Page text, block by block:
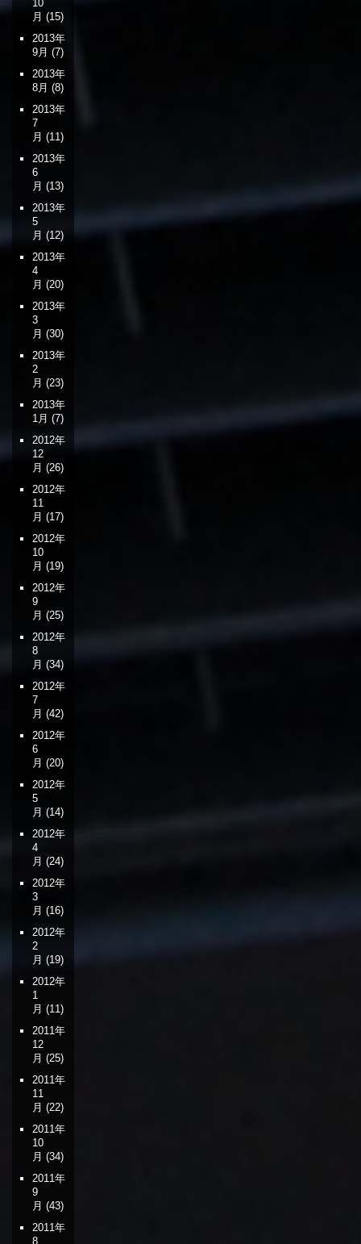
10
月 (15)
2013年
9月 (7)
2013年
8月 (8)
2013年
7
月 (11)
2013年
6
月 (13)
2013年
5
月 (12)
2013年
4
月 (20)
2013年
3
月 (30)
2013年
2
月 (23)
2013年
1月 (7)
2012年
12
月 (26)
2012年
11
月 (17)
2012年
10
月 (19)
2012年
9
月 (25)
2012年
8
月 (34)
2012年
7
月 (42)
2012年
6
月 (20)
2012年
5
月 (14)
2012年
4
月 (24)
2012年
3
月 (16)
2012年
2
月 (19)
2012年
1
月 (11)
2011年
12
月 (25)
2011年
11
月 (22)
2011年
10
月 (34)
2011年
9
月 (43)
2011年
8